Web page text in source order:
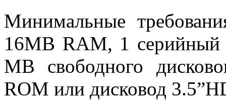
Минимальные
16MB RAM, 1 серийный
MB свободного
ROM или дисковод